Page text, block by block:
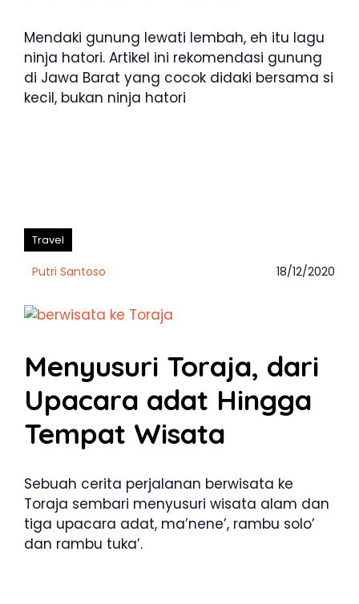
Mendaki gunung lewati lembah, eh itu lagu
ninja hatori. Artikel ini rekomendasi gunung
di Jawa Barat yang cocok didaki bersama si
kecil, bukan ninja hatori
Travel
Putri Santoso 18/12/2020
Menyusuri Toraja, dari
Upacara adat Hingga
Tempat Wisata
Sebuah cerita perjalanan berwisata ke
Toraja sembari menyusuri wisata alam dan
tiga upacara adat, ma’nene’, rambu solo’
dan rambu tuka’.